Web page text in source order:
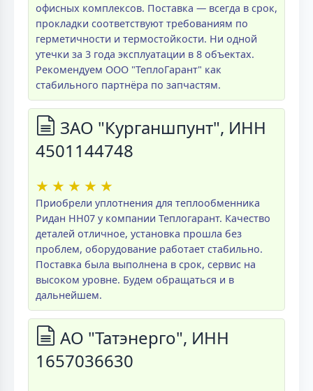
офисных комплексов. Поставка — всегда в срок,
прокладки соответствуют требованиям по
герметичности и термостойкости. Ни одной
утечки за 3 года эксплуатации в 8 объектах.
Рекомендуем ООО "ТеплоГарант" как
стабильного партнёра по запчастям.
ЗАО "Курганшпунт", ИНН
4501144748
★ ★ ★ ★ ★
Приобрели уплотнения для теплообменника
Ридан НН07 у компании Теплогарант. Качество
деталей отличное, установка прошла без
проблем, оборудование работает стабильно.
Поставка была выполнена в срок, сервис на
высоком уровне. Будем обращаться и в
дальнейшем.
АО "Татэнерго", ИНН
1657036630